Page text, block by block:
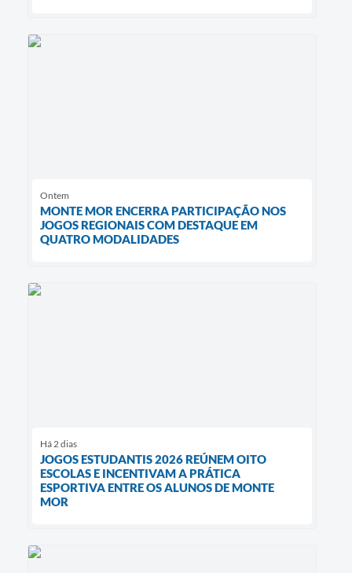
Ontem
MONTE MOR ENCERRA PARTICIPAÇÃO NOS
JOGOS REGIONAIS COM DESTAQUE EM
QUATRO MODALIDADES ​
Há 2 dias
JOGOS ESTUDANTIS 2026 REÚNEM OITO
ESCOLAS E INCENTIVAM A PRÁTICA
ESPORTIVA ENTRE OS ALUNOS DE MONTE
MOR